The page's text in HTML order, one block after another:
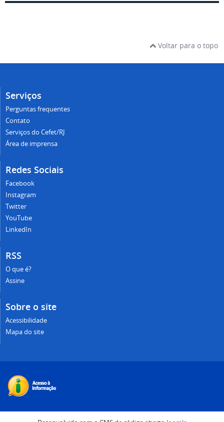
Voltar para o topo
Serviços
Perguntas frequentes
Contato
Serviços do Cefet/RJ
Área de imprensa
Redes Sociais
Facebook
Instagram
Twitter
YouTube
LinkedIn
RSS
O que é?
Assine
Sobre o site
Acessibilidade
Mapa do site